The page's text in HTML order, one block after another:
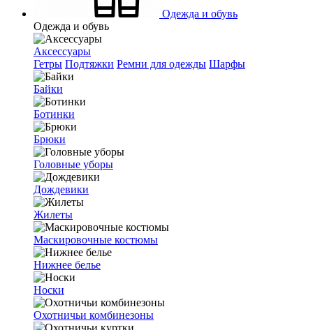
Одежда и обувь
Одежда и обувь
Аксессуары
Гетры Подтяжки Ремни для одежды Шарфы
Байки
Ботинки
Брюки
Головные уборы
Дождевики
Жилеты
Маскировочные костюмы
Нижнее белье
Носки
Охотничьи комбинезоны